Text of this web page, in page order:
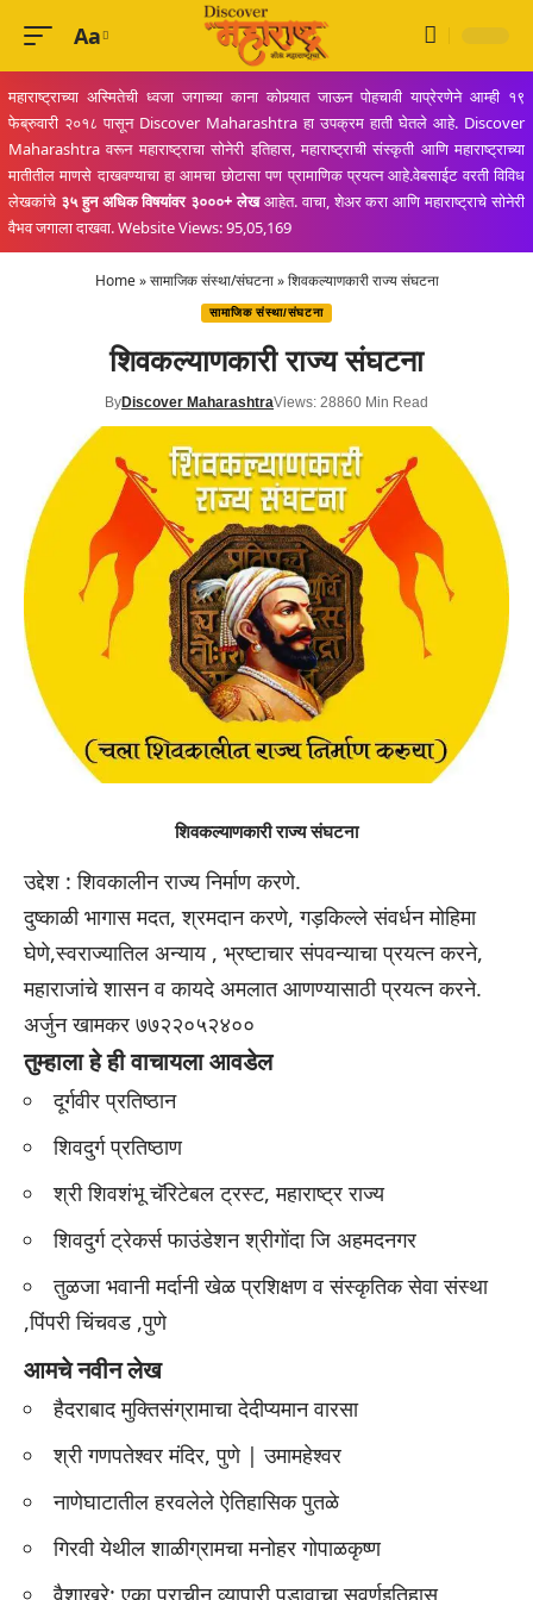
Font
Resizer
Aa
महाराष्ट्राच्या अस्मितेची ध्वजा जगाच्या काना कोपर्‍यात जाऊन पोहचावी याप्रेरणेने आम्ही १९
फेब्रुवारी २०१८ पासून Discover Maharashtra हा उपक्रम हाती घेतले आहे. Discover
Maharashtra वरून महाराष्ट्राचा सोनेरी इतिहास, महाराष्ट्राची संस्कृती आणि महाराष्ट्राच्या
मातीतील माणसे दाखवण्याचा हा आमचा छोटासा पण प्रामाणिक प्रयत्न आहे.वेबसाईट वरती विविध
लेखकांचे ३५ हुन अधिक विषयांवर ३०००+ लेखआहेत. वाचा, शेअर करा आणि महाराष्ट्राचे सोनेरी
वैभव जगाला दाखवा. Website Views: 95,05,169
Home»सामाजिक संस्था/संघटना»शिवकल्याणकारी राज्य संघटना
सामाजिक संस्था/संघटना
शिवकल्याणकारी राज्य संघटना
ByDiscover MaharashtraViews: 28860 Min Read
शिवकल्याणकारी राज्य संघटना
उद्देश : शिवकालीन राज्य निर्माण करणे.
दुष्काळी भागास मदत, श्रमदान करणे, गड़किल्ले संवर्धन मोहिमा
घेणे,स्वराज्यातिल अन्याय , भ्रष्टाचार संपवन्याचा प्रयत्न करने,
महाराजांचे शासन व कायदे अमलात आणण्यासाठी प्रयत्न करने.
अर्जुन खामकर ७७२२०५२४००
तुम्हाला हे ही वाचायला आवडेल
दूर्गवीर प्रतिष्ठान
शिवदुर्ग प्रतिष्ठाण
श्री शिवशंभू चॅरिटेबल ट्रस्ट, महाराष्ट्र राज्य
शिवदुर्ग ट्रेकर्स फाउंडेशन श्रीगोंदा जि अहमदनगर
तुळजा भवानी मर्दानी खेळ प्रशिक्षण व संस्कृतिक सेवा संस्था
,पिंपरी चिंचवड ,पुणे
आमचे नवीन लेख
हैदराबाद मुक्तिसंग्रामाचा देदीप्यमान वारसा
श्री गणपतेश्वर मंदिर, पुणे | उमामहेश्वर
नाणेघाटातील हरवलेले ऐतिहासिक पुतळे
गिरवी येथील शाळीग्रामचा मनोहर गोपाळकृष्ण
वैशाखरे: एका प्राचीन व्यापारी पडावाचा सुवर्णइतिहास